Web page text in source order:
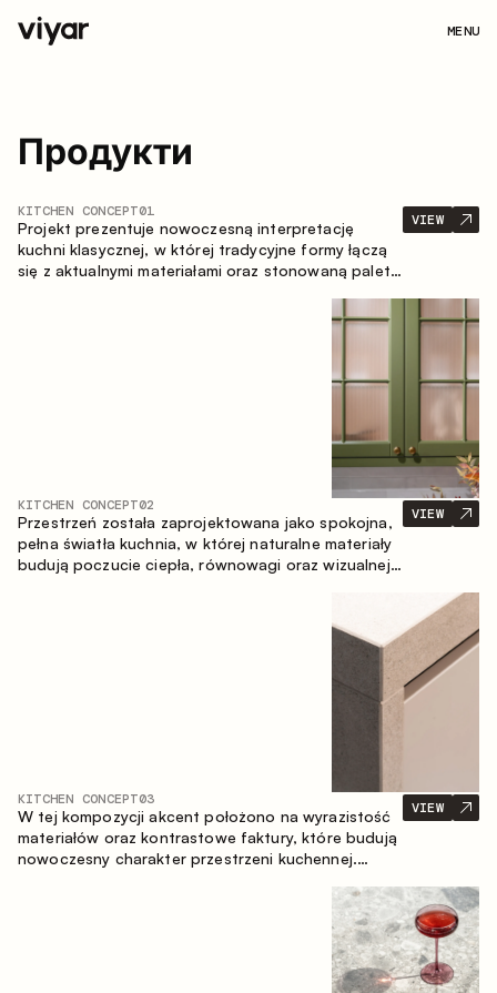
MENU
Продукти
KITCHEN CONCEPT01
Projekt prezentuje nowoczesną interpretację
kuchni klasycznej, w której tradycyjne formy łączą
się z aktualnymi materiałami oraz stonowaną paletą
kompozycja zabudowy tworzy komfortową i
VIEW
KITCHEN CONCEPT02
Przestrzeń została zaprojektowana jako spokojna,
pełna światła kuchnia, w której naturalne materiały
budują poczucie ciepła, równowagi oraz wizualnej
VIEW
KITCHEN CONCEPT03
W tej kompozycji akcent położono na wyrazistość
materiałów oraz kontrastowe faktury, które budują
nowoczesny charakter przestrzeni kuchennej.
nasyconą, taktylną kompozycję, w której każdy
VIEW